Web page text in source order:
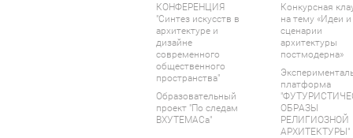
КОНФЕРЕНЦИЯ
"Синтез искусств в
архитектуре и
дизайне
современного
общественного
пространства"
Образовательный
проект "По следам
ВХУТЕМАСа"
Конкурсная
на тему «Идеи и
сценарии
архитектуры
постмодерна»
платформа
ОБРАЗЫ
РЕЛИГИОЗНОЙ
АРХИТЕКТУРЫ"